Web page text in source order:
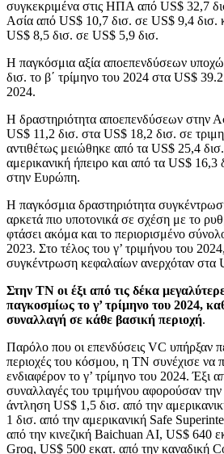
συγκεκριμένα στις ΗΠΑ από US$ 32,7
Ασία από US$ 10,7 δισ. σε US$ 9,4 δισ.
US$ 8,5 δισ. σε US$ 5,9 δισ.
Η παγκόσμια αξία αποεπενδύσεων
δισ. το β΄ τρίμηνο του 2024 στα US$ 39.2
2024.
Η δραστηριότητα αποεπενδύσεων στην
US$ 11,2 δισ. στα US$ 18,2 δισ. σε
αντιθέτως μειώθηκε από τα US$ 25,4
αμερικανική ήπειρο και από τα US$ 16,3
στην Ευρώπη.
Η παγκόσμια δραστηριότητα
αρκετά πιο υποτονικά σε σχέση με το
φτάσει ακόμα και το περιορισμένο
2023. Στο τέλος του γ’ τριμήνου του
συγκέντρωση κεφαλαίων ανερχόταν στα
Στην ΤΝ οι έξι από τις δέκα
παγκοσμίως το γ’ τρίμηνο του 2024,
συναλλαγή σε κάθε βασική περιοχή.
Παρόλο που οι επενδύσεις VC υπήρξαν
περιοχές του κόσμου, η ΤΝ συνέχισε να
ενδιαφέρον το γ’ τρίμηνο του 2024. Έξι
συναλλαγές του τριμήνου αφορούσαν
άντληση US$ 1,5 δισ. από την
1 δισ. από την αμερικανική Safe
από την κινεζική Baichuan AI, US$ 640
Groq, US$ 500 εκατ. από την καναδική